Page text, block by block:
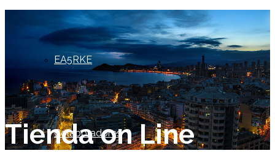
EA5RKE
Colaboradores
Tienda on Line